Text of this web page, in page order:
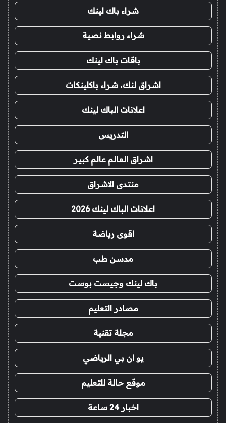
شراء باك لينك
شراء روابط نصية
باقات باك لينك
اشراق لنك، شراء باكلينكات
اعلانات الباك لينك
التدريس
اشراق العالم عالم كبير
منتدى الاشراق
اعلانات الباك لينك 2026
اقوى رياضة
مدسن طب
باك لينك وجيست بوست
مصادر التعليم
مجلة تقنية
يو ان بي الرياضي
موقع حالة للتعليم
اخبار 24 ساعة